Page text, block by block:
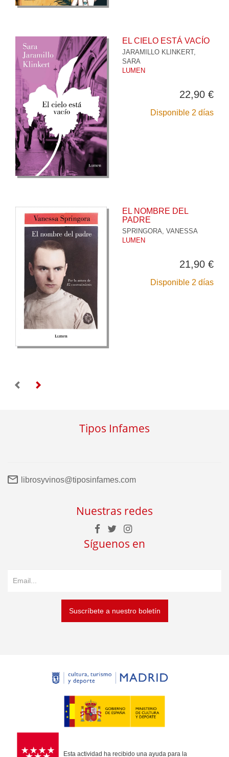
EL CIELO ESTÁ VACÍO
JARAMILLO KLINKERT,
SARA
LUMEN
22,90 €
Disponible 2 días
EL NOMBRE DEL
PADRE
SPRINGORA, VANESSA
LUMEN
21,90 €
Disponible 2 días
Tipos Infames
librosyvinos@tiposinfames.com
Nuestras redes
Síguenos en
Suscríbete a nuestro boletín
Esta actividad ha recibido una ayuda para la